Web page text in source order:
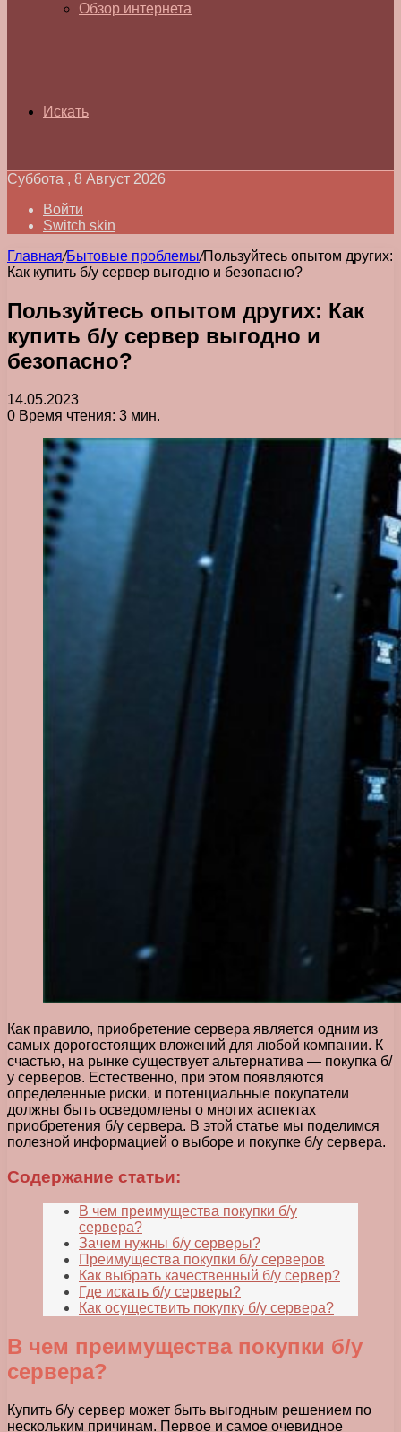
Обзор интернета
Искать
Суббота , 8 Август 2026
Войти
Switch skin
Главная/Бытовые проблемы/Пользуйтесь опытом других:
Как купить б/у сервер выгодно и безопасно?
Пользуйтесь опытом других: Как
купить б/у сервер выгодно и
безопасно?
14.05.2023
0 Время чтения: 3 мин.
Как правило, приобретение сервера является одним из
самых дорогостоящих вложений для любой компании. К
счастью, на рынке существует альтернатива — покупка б/
у серверов. Естественно, при этом появляются
определенные риски, и потенциальные покупатели
должны быть осведомлены о многих аспектах
приобретения б/у сервера. В этой статье мы поделимся
полезной информацией о выборе и покупке б/у сервера.
Содержание статьи:
В чем преимущества покупки б/у
сервера?
Зачем нужны б/у серверы?
Преимущества покупки б/у серверов
Как выбрать качественный б/у сервер?
Где искать б/у серверы?
Как осуществить покупку б/у сервера?
В чем преимущества покупки б/у
сервера?
Купить б/у сервер может быть выгодным решением по
нескольким причинам. Первое и самое очевидное